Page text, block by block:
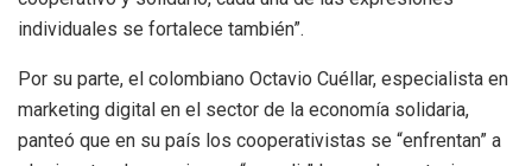
individuales se fortalece también”.
Por su parte, el colombiano Octavio Cuéllar, especialista en
marketing digital en el sector de la economía solidaria,
panteó que en su país los cooperativistas se “enfrentan” a